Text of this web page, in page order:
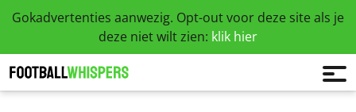
Gokadvertenties aanwezig. Opt-out voor deze site als je
deze niet wilt zien: klik hier